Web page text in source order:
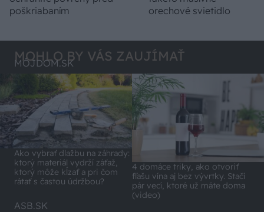
poškriabaním
orechové svietidlo
MOHLO BY VÁS ZAUJÍMAŤ
MÔJDOM.SK
Ako vybrať dlažbu na záhrady:
ktorý materiál vydrží záťaž,
ktorý môže kĺzať a pri čom
rátať s častou údržbou?
4 domáce triky, ako otvoriť
fľašu vína aj bez vývrtky. Stačí
pár vecí, ktoré už máte doma
(video)
ASB.SK